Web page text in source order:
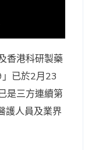
香港科研製藥
已於2月23
是三方連續第
護人員及業界